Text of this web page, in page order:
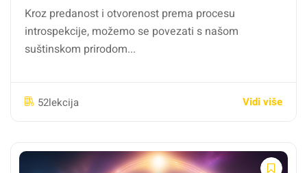
Trajanje programa:
pristup)
Kroz predanost i otvorenost prema procesu
introspekcije, možemo se povezati s našom
suštinskom prirodom...
52lekcija Vidi više